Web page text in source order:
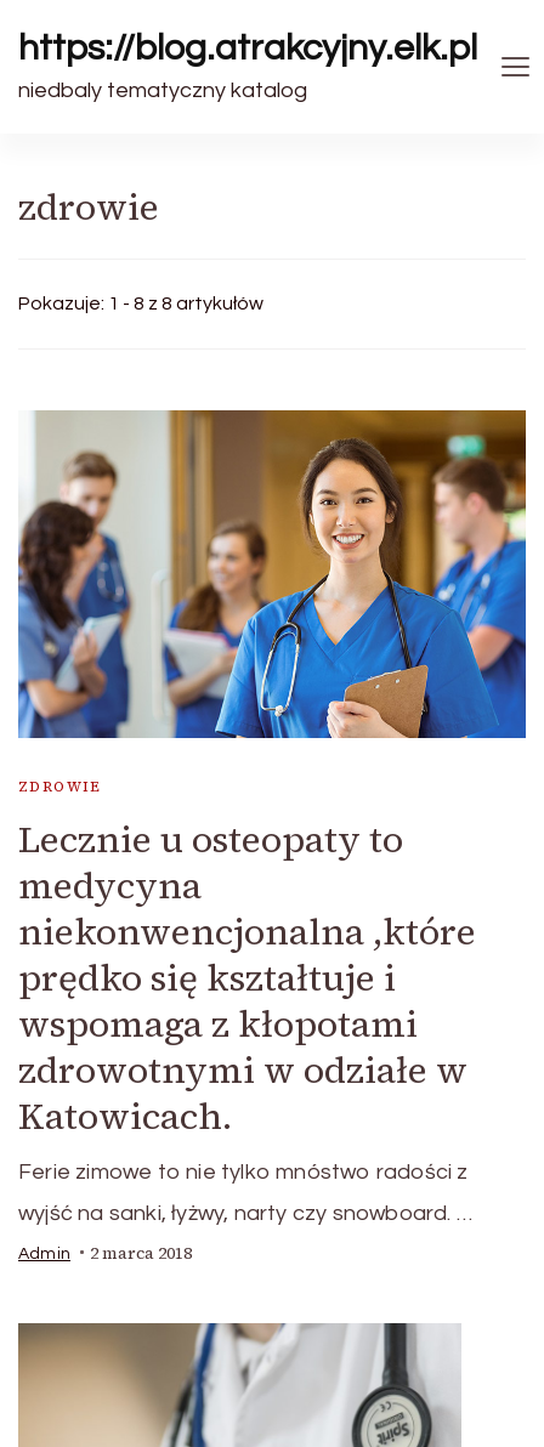
https://blog.atrakcyjny.elk.pl
niedbaly tematyczny katalog
zdrowie
Pokazuje: 1 - 8 z 8 artykułów
ZDROWIE
Lecznie u osteopaty to
medycyna
niekonwencjonalna ,które
prędko się kształtuje i
wspomaga z kłopotami
zdrowotnymi w odziałe w
Katowicach.
Ferie zimowe to nie tylko mnóstwo radości z
wyjść na sanki, łyżwy, narty czy snowboard. …
Admin 2 marca 2018